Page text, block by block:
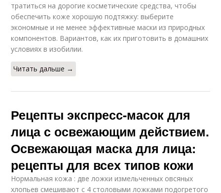
тратиться на дорогие косметические средства, чтобы
обеспечить коже хорошую подтяжку: выберите
экономные и не менее эффективные маски из природных
компонентов. Вариантов, как их приготовить в домашних
условиях в изобилии.
Читать дальше →
Рецепты экспресс-масок для
лица с освежающим действием.
Освежающая маска для лица:
рецепты для всех типов кожи
Нормальная кожа : две ложки измельченных овсяных
хлопьев смешивают с 4 столовыми ложками подогретого